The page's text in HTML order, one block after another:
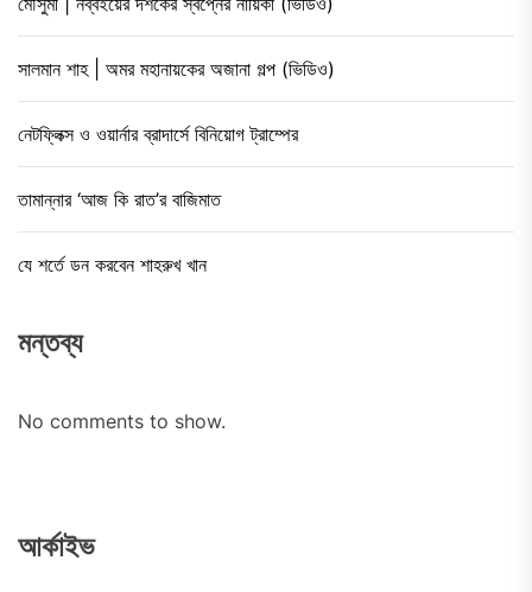
সালমান শাহ | অমর মহানায়কের অজানা গল্প (ভিডিও)
নেটফ্লিক্স ও ওয়ার্নার ব্রাদার্সে বিনিয়োগ ট্রাম্পের
তামান্নার ‘আজ কি রাত’র বাজিমাত
যে শর্তে ডন করবেন শাহরুখ খান
মন্তব্য
No comments to show.
আর্কাইভ